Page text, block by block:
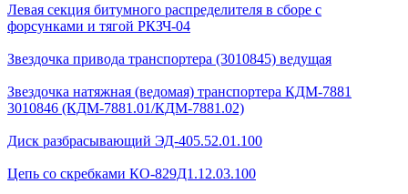
Левая секция битумного распределителя в сборе с
форсунками и тягой РКЗЧ-04
Звездочка привода транспортера (3010845) ведущая
Звездочка натяжная (ведомая) транспортера КДМ-7881
3010846 (КДМ-7881.01/КДМ-7881.02)
Диск разбрасывающий ЭД-405.52.01.100
Цепь со скребками КО-829Д1.12.03.100